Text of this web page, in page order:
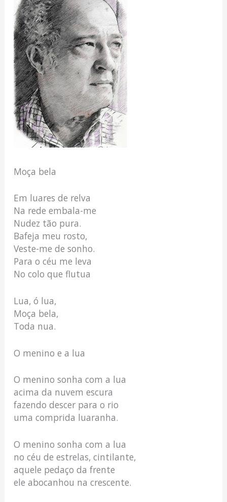
Moça bela
Em luares de relva
Na rede embala-me
Nudez tão pura.
Bafeja meu rosto,
Veste-me de sonho.
Para o céu me leva
No colo que flutua
Lua, ó lua,
Moça bela,
Toda nua.
O menino e a lua
O menino sonha com a lua
acima da nuvem escura
fazendo descer para o rio
uma comprida luaranha.
O menino sonha com a lua
no céu de estrelas, cintilante,
aquele pedaço da frente
ele abocanhou na crescente.